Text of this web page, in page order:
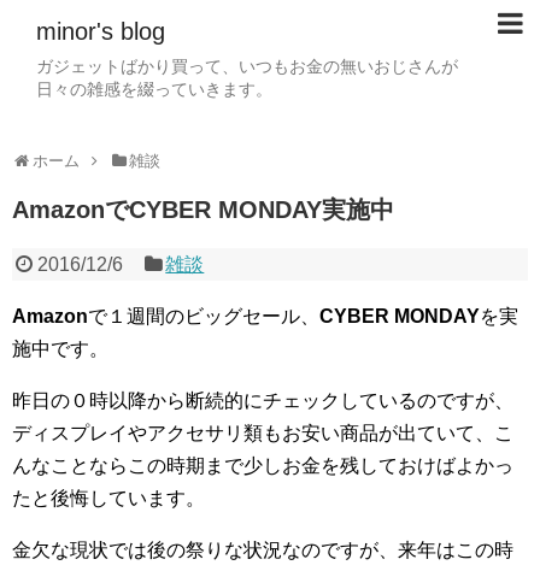
minor's blog
ガジェットばかり買って、いつもお金の無いおじさんが
日々の雑感を綴っていきます。
ホーム 雑談
AmazonでCYBER MONDAY実施中
2016/12/6 雑談
Amazonで１週間のビッグセール、 CYBER MONDAYを実
施中です。
昨日の０時以降から断続的にチェックしているのですが、
ディスプレイやアクセサリ類もお安い商品が出ていて、こ
んなことならこの時期まで少しお金を残しておけばよかっ
たと後悔しています。
金欠な現状では後の祭りな状況なのですが、来年はこの時